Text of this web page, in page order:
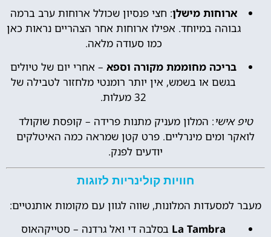
ארוחות מישלן: חצי פנסיון שכולל ארוחות ערב ברמה
גבוהה במיוחד. אפילו ארוחות אחר הצהריים נראות כאן
כמו סעודה מלאה.
בריכה מחוממת מקורה וספא – אחרי יום של טיולים
בגשם או בשמש, אין יותר רומנטי מלחזור לטבילה של
32 מעלות.
טיפ אישי: המלון מעניק מתנות פרידה – קופסת שוקולד
לואקר ומים מינרליים. פרט קטן שמראה כמה האיטלקים
יודעים לפנק.
חוויות קולינריות לזוגות
מעבר למסעדות המלונות, שווה לגוון עם מקומות אותנטיים:
La Tambra בסלבה די ואל גרדנה – סטייקהאוס